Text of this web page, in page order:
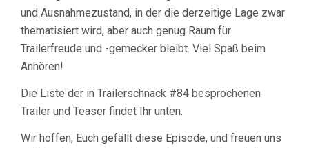
und Ausnahmezustand, in der die derzeitige Lage zwar
thematisiert wird, aber auch genug Raum für
Trailerfreude und -gemecker bleibt. Viel Spaß beim
Anhören!
Die Liste der in Trailerschnack #84 besprochenen
Trailer und Teaser findet Ihr unten.
Wir hoffen, Euch gefällt diese Episode, und freuen uns